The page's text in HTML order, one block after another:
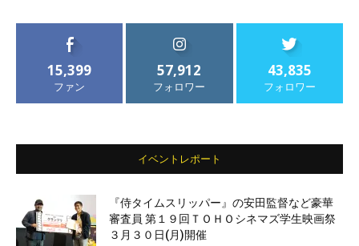
15,399
ファン
57,912
フォロワー
43,835
フォロワー
イベントレポート
『侍タイムスリッパー』の安田監督など豪華
審査員 第１９回ＴＯＨＯシネマズ学生映画祭
３月３０日(月)開催